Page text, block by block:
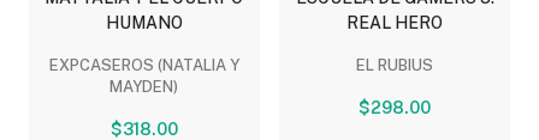
HUMANO
EXPCASEROS (NATALIA Y
MAYDEN)
$318.00
REAL HERO
EL RUBIUS
$298.00